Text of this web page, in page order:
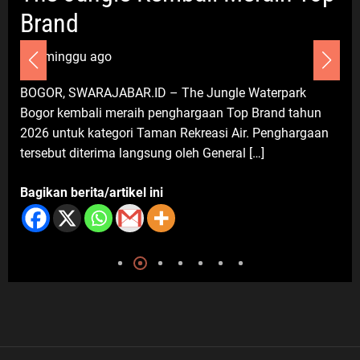
Tribrata
Kapolri Jenderal Sigit Dianugerahi
Anggota Kehormatan Tapak Suci,
Kian Eratkan Ikatan Polri–
Brand
1 minggu ago
BOGOR, SWARAJABAR.ID – The Jungle Waterpark
Bogor kembali meraih penghargaan Top Brand tahun
2026 untuk kategori Taman Rekreasi Air. Penghargaan
tersebut diterima langsung oleh General […]
Bagikan berita/artikel ini